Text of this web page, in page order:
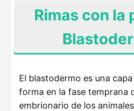
Rimas con la
El blastodermo es una
forma en la fase temprana
embrionario de los